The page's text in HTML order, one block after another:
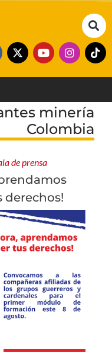
minería
Colombia
de prensa
derechos!